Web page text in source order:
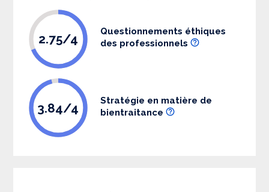
2.75/4
Questionnements éthiques
des professionnels
3.84/4
Stratégie en matière de
bientraitance